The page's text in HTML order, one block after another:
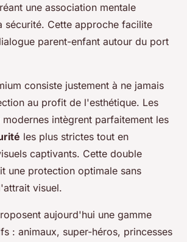
une association mentale
sécurité. Cette approche facilite
parent-enfant autour du port
consiste justement à ne jamais
au profit de l'esthétique. Les
intègrent parfaitement les
les plus strictes tout en
captivants. Cette double
une protection optimale sans
visuel.
aujourd'hui une gamme
: animaux, super-héros, princesses